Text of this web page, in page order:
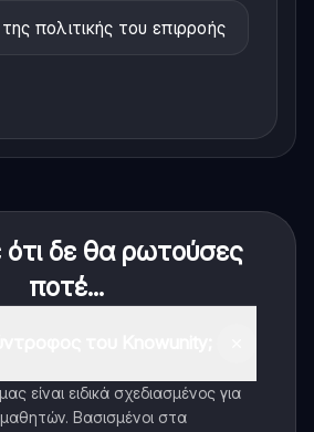
πολιτικής του επιρροής
ότι δε θα ρωτούσες
ποτέ...
είναι ειδικά σχεδιασμένος για
Βασισμένοι στα